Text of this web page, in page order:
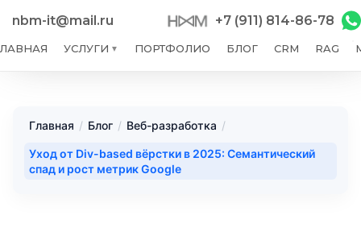
nbm-it@mail.ru +7 (911) 814-86-78
УСЛУГИ ▼ ПОРТФОЛИО БЛОГ CRM RAG
Главная / Блог / Веб-разработка /
Уход от Div-based вёрстки в 2025: Семантический
спад и рост метрик Google